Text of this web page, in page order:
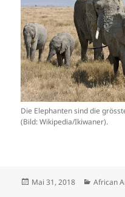
Die Elephanten sind die
(Bild: Wikipedia/Ikiwaner).
Veröffentlicht
Mai 31, 2018 African